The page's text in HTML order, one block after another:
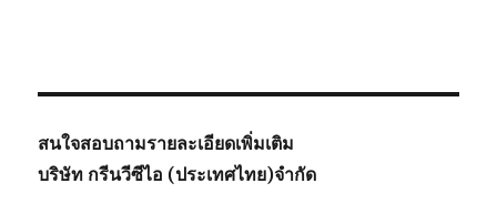
สนใจสอบถามรายละเอียดเพิ่มเติม
บริษัท กรีนวีซีไอ (ประเทศไทย)จำกัด